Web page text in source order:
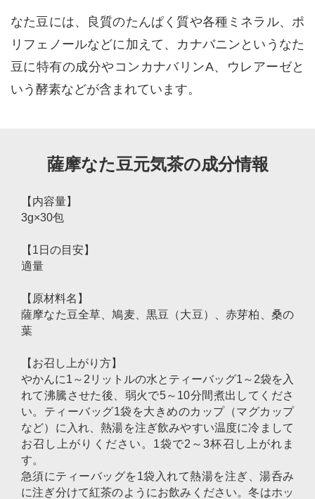
なた豆には、良質のたんぱく質や各種ミネラル、ポ
リフェノールなどに加えて、カナバニンというなた
豆に特有の成分やコンカナバリンA、ウレアーゼと
いう酵素などが含まれています。
薩摩なた豆元気茶の成分情報
【内容量】
3g×30包
【1日の目安】
適量
【原材料名】
薩摩なた豆全草、鳩麦、黒豆（大豆）、赤芽柏、桑の
葉
【お召し上がり方】
やかんに1～2リットルの水とティーバッグ1～2袋を入
れて沸騰させた後、弱火で5～10分間煮出してくださ
い。ティーバッグ1袋を大きめのカップ（マグカップ
など）に入れ、熱湯を注ぎ飲みやすい温度に冷まして
お召し上がりください。1袋で2～3杯召し上がれま
す。
急須にティーバッグを1袋入れて熱湯を注ぎ、湯呑み
に注ぎ分けて紅茶のようにお飲みください。冬はホッ